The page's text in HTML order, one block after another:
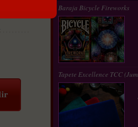
Baraja Bicycle Fireworks
Tapete Excellence TCC